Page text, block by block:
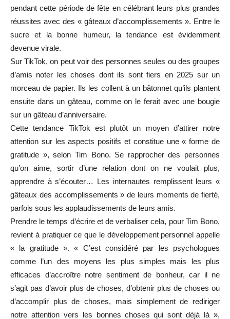
pendant cette période de fête en célébrant leurs plus grandes
réussites avec des « gâteaux d’accomplissements ». Entre le
sucre et la bonne humeur, la tendance est évidemment
devenue virale.
Sur TikTok, on peut voir des personnes seules ou des groupes
d’amis noter les choses dont ils sont fiers en 2025 sur un
morceau de papier. Ils les collent à un bâtonnet qu’ils plantent
ensuite dans un gâteau, comme on le ferait avec une bougie
sur un gâteau d’anniversaire.
Cette tendance TikTok est plutôt un moyen d’attirer notre
attention sur les aspects positifs et constitue une « forme de
gratitude », selon Tim Bono. Se rapprocher des personnes
qu’on aime, sortir d’une relation dont on ne voulait plus,
apprendre à s’écouter… Les internautes remplissent leurs «
gâteaux des accomplissements » de leurs moments de fierté,
parfois sous les applaudissements de leurs amis.
Prendre le temps d’écrire et de verbaliser cela, pour Tim Bono,
revient à pratiquer ce que le développement personnel appelle
« la gratitude ». « C’est considéré par les psychologues
comme l’un des moyens les plus simples mais les plus
efficaces d’accroître notre sentiment de bonheur, car il ne
s’agit pas d’avoir plus de choses, d’obtenir plus de choses ou
d’accomplir plus de choses, mais simplement de rediriger
notre attention vers les bonnes choses qui sont déjà là »,